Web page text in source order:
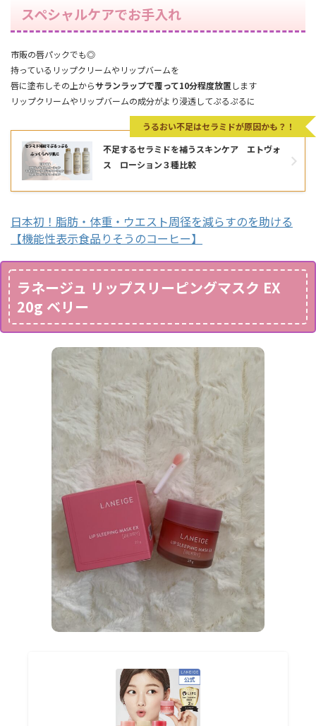
スペシャルケアでお手入れ
市販の唇パックでも◎
持っているリップクリームやリップバームを
唇に塗布しその上からサランラップで覆って10分程度放置 します
リップクリームやリップバームの成分がより浸透してぷるぷるに
不足するセラミドを補うスキンケア エトヴォ
ス ローション３種比較
うるおい不足はセラミドが原因かも？！
日本初！脂肪・体重・ウエスト周径を減らすのを助ける
【機能性表示食品りそうのコーヒー】
ラネージュ リップスリーピングマスク EX
20g ベリー